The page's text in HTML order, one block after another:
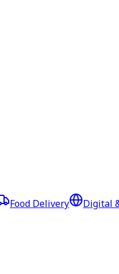
Food Delivery Digital